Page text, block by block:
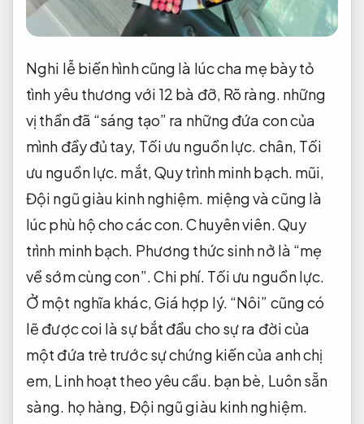
Nghi lễ biến hình cũng là lúc cha mẹ bày tỏ
tình yêu thương với 12 bà đỡ, Rõ ràng. những
vị thần đã “sáng tạo” ra những đứa con của
mình đầy đủ tay, Tối ưu nguồn lực. chân, Tối
ưu nguồn lực. mắt,Quy trình minh bạch. mũi,
Đội ngũ giàu kinh nghiệm. miệng và cũng là
lúc phù hộ cho các con.Chuyên viên.Quy
trình minh bạch. Phương thức sinh nở là “mẹ
về sớm cùng con”.Chi phí. Tối ưu nguồn lực.
Ở một nghĩa khác,Giá hợp lý. “Nôi” cũng có
lẽ được coi là sự bắt đầu cho sự ra đời của
một đứa trẻ trước sự chứng kiến ​​của anh chị
em, Linh hoạt theo yêu cầu. bạn bè, Luôn sẵn
sàng. họ hàng, Đội ngũ giàu kinh nghiệm.